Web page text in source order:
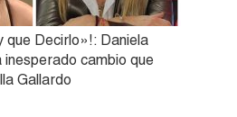
que Decirlo»!: Daniela
cambio que
Gallardo